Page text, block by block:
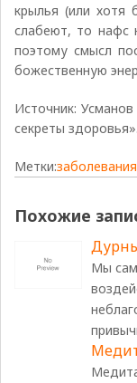
крылья (или хотя
слабеют, то нафс
поэтому смысл
божественную
Источник:
секреты здоровья».
Метки:заболевания
Похожие
Мы